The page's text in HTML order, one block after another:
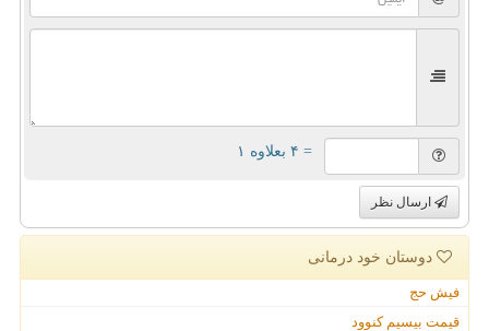
= ۴ بعلاوه ۱
ارسال نظر
دوستان خود درمانی
فیش حج
قیمت بیسیم کنوود